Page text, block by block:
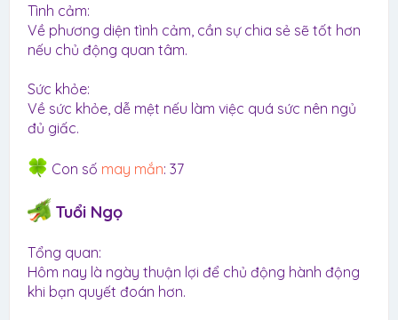
Tình cảm:
Về phương diện tình cảm, cần sự chia sẻ sẽ tốt hơn
nếu chủ động quan tâm.
Sức khỏe:
Về sức khỏe, dễ mệt nếu làm việc quá sức nên ngủ
đủ giấc.
Con số may mắn: 37
Tuổi Ngọ
Tổng quan:
Hôm nay là ngày thuận lợi để chủ động hành động
khi bạn quyết đoán hơn.